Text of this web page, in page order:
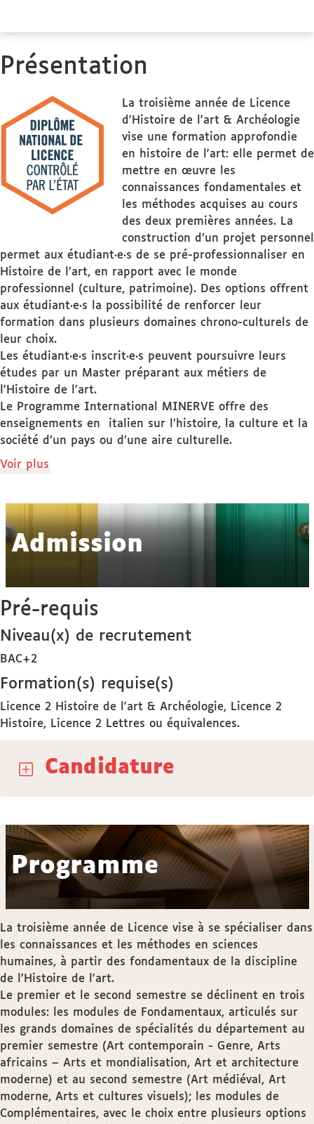
Présentation
La troisième année de Licence
d'Histoire de l'art & Archéologie
vise une formation approfondie
en histoire de l'art: elle permet de
mettre en œuvre les
connaissances fondamentales et
les méthodes acquises au cours
des deux premières années. La
construction d’un projet personnel
permet aux étudiant·e·s de se pré-professionnaliser en
Histoire de l’art, en rapport avec le monde
professionnel (culture, patrimoine). Des options offrent
aux étudiant·e·s la possibilité de renforcer leur
formation dans plusieurs domaines chrono-culturels de
leur choix.
Les étudiant·e·s inscrit·e·s peuvent poursuivre leurs
études par un Master préparant aux métiers de
l'Histoire de l'art.
Le Programme International MINERVE offre des
enseignements en italien sur l’histoire, la culture et la
société d’un pays ou d’une aire culturelle.
Voir plus
Admission
Pré-requis
Niveau(x) de recrutement
BAC+2
Formation(s) requise(s)
Licence 2 Histoire de l'art & Archéologie, Licence 2
Histoire, Licence 2 Lettres ou équivalences.
Candidature
Programme
La troisième année de Licence vise à se spécialiser dans
les connaissances et les méthodes en sciences
humaines, à partir des fondamentaux de la discipline
de l'Histoire de l'art.
Le premier et le second semestre se déclinent en trois
modules: les modules de Fondamentaux, articulés sur
les grands domaines de spécialités du département au
premier semestre (Art contemporain - Genre, Arts
africains – Arts et mondialisation, Art et architecture
moderne) et au second semestre (Art médiéval, Art
moderne, Arts et cultures visuels); les modules de
Complémentaires, avec le choix entre plusieurs options